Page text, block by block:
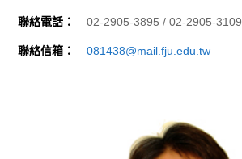
聯絡電話： 02-2905-3895 / 02-2905-3109
聯絡信箱： 081438@mail.fju.edu.tw